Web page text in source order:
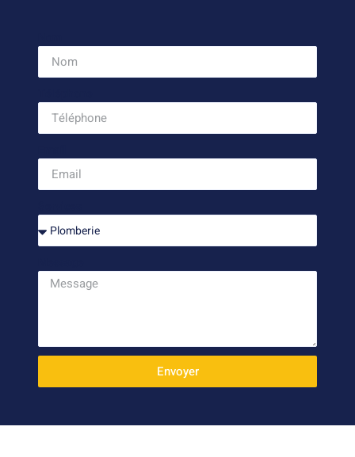
Envoyer